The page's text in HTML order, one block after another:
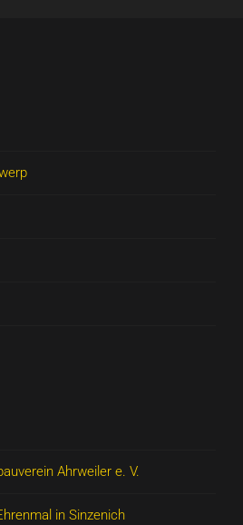
Ahrweiler e. V.
in Sinzenich